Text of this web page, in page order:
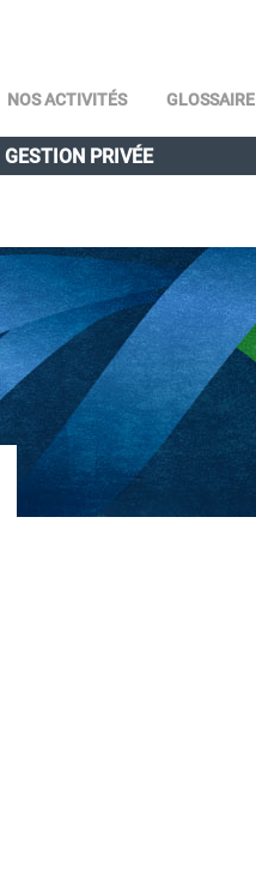
NOS ACTIVITÉS GLOSSAIRE
GESTION PRIVÉE